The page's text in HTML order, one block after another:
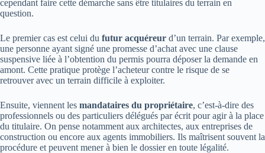
cependant faire cette démarche sans être titulaires du terrain en
question.
Le premier cas est celui du futur acquéreur d’un terrain. Par exemple,
une personne ayant signé une promesse d’achat avec une clause
suspensive liée à l’obtention du permis pourra déposer la demande en
amont. Cette pratique protège l’acheteur contre le risque de se
retrouver avec un terrain difficile à exploiter.
Ensuite, viennent les mandataires du propriétaire, c’est-à-dire des
professionnels ou des particuliers délégués par écrit pour agir à la place
du titulaire. On pense notamment aux architectes, aux entreprises de
construction ou encore aux agents immobiliers. Ils maîtrisent souvent la
procédure et peuvent mener à bien le dossier en toute légalité.